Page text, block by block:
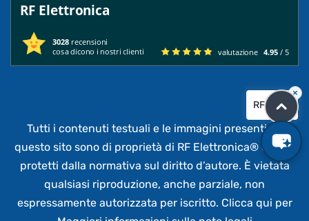
RF Elettronica
3028 recensioni
cosa dicono i nostri clienti valutazione 4.95 / 5
Tutti i contenuti testuali e le immagini presenti su
questo sito sono di proprietà di RF Elettronica®e sono
protetti dalla normativa sul diritto d’autore. È vietata
qualsiasi riproduzione, anche parziale, non
espressamente autorizzata per iscritto. Clicca qui per
RF CHAT
×